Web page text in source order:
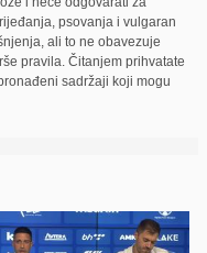
psovanja i vulgaran
ali to ne obavezuje
pravila. Čitanjem prihvatate
sadržaji koji mogu